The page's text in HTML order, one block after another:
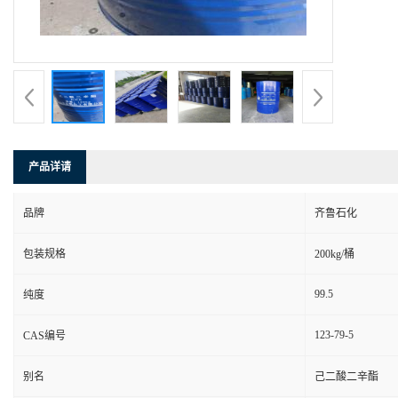
产品详请
品牌 齐鲁石化
包装规格 200kg/桶
纯度 99.5
CAS编号 123-79-5
别名 己二酸二辛酯